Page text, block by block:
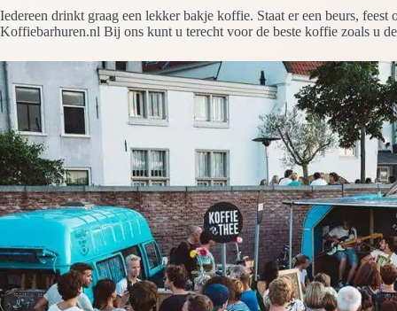
Iedereen drinkt graag een lekker bakje koffie. Staat er een beurs,
Koffiebarhuren.nl Bij ons kunt u terecht voor de beste koffie zoals u